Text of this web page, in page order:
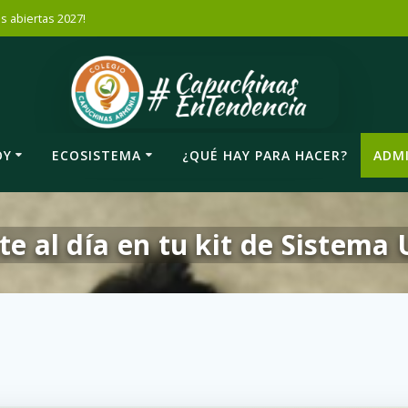
abiertas 2027!
ECOSISTEMA ¿QUÉ HAY PARA HACER?
al día en tu kit de Sistema